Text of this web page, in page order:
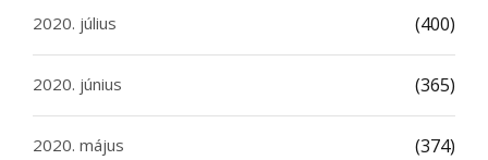
2020. július (400)
2020. június (365)
2020. május (374)